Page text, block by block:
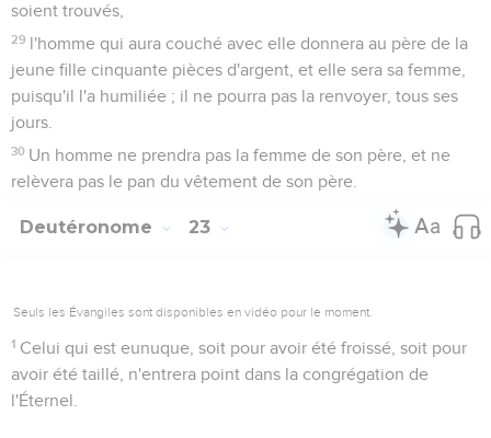
soient trouvés,
29 l'homme qui aura couché avec elle donnera au père de la
jeune fille cinquante pièces d'argent, et elle sera sa femme,
puisqu'il l'a humiliée ; il ne pourra pas la renvoyer, tous ses
jours.
30 Un homme ne prendra pas la femme de son père, et ne
relèvera pas le pan du vêtement de son père.
Deutéronome 23
Seuls les Évangiles sont disponibles en vidéo pour le moment.
1 Celui qui est eunuque, soit pour avoir été froissé, soit pour
avoir été taillé, n'entrera point dans la congrégation de
l'Éternel.